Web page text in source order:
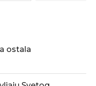
ostala